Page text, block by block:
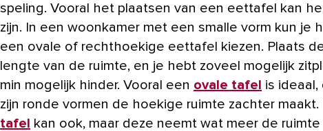
speling. Vooral het plaatsen van een eettafel kan
zijn. In een woonkamer met een smalle vorm kun je
een ovale of rechthoekige eettafel kiezen. Plaats
lengte van de ruimte, en je hebt zoveel mogelijk
min mogelijk hinder. Vooral een ovale tafel is
zijn ronde vormen de hoekige ruimte zachter maakt.
tafel kan ook, maar deze neemt wat meer de